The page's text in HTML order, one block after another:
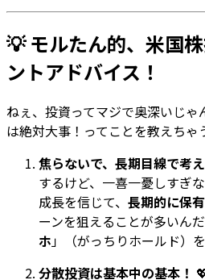
💡 モルたん的、米国
ントアドバイス！
ねぇ、投資ってマジで奥深いじ
は絶対大事！ってことを教えちゃ
焦らないで、長期目線で考
するけど、一喜一憂しすぎ
成長を信じて、 長期的に保有
ーンを狙えることが多いん
ホ」（がっちりホールド）
分散投資は基本中の基本！